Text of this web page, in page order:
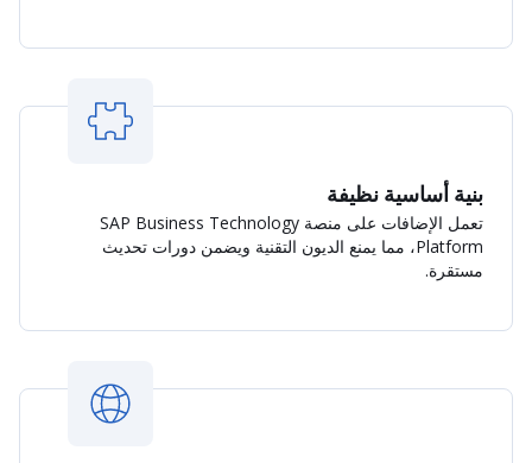
بنية أساسية نظيفة
تعمل الإضافات على منصة SAP Business Technology
Platform، مما يمنع الديون التقنية ويضمن دورات تحديث
مستقرة.